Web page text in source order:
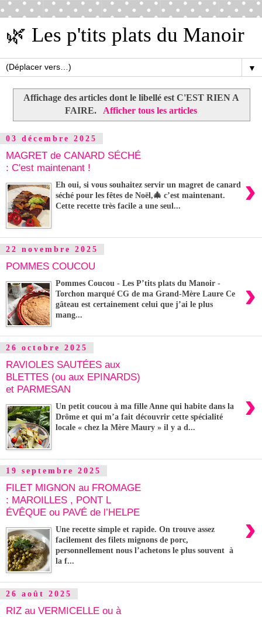
🌿 Les p'tits plats du Manoir
▼
Affichage des articles dont le libellé est C'EST RIEN A
FAIRE. Afficher tous les articles
03 décembre 2025
MAGRET de CANARD SÉCHÉ
: C'est maintenant !
›
Eh oui, si vous souhaitez servir un magret de canard
séché pour les fêtes de Noël,🎄 c’est maintenant.
Cette recette très facile a une seul...
22 novembre 2025
POMMES COUCOU
›
Pommes Coucou - Les P’tits plats du Manoir -
Torchon marqué CG de ma Grand-Mère Laure Ce
gâteau est certainement celui que j’ai le plus
mang...
26 octobre 2025
RAVIOLES SAUTÉES aux
BLETTES (ou aux EPINARDS)
et PARMESAN
›
Un petit coucou à ma fille Anne qui habite dans la
Drôme et qui m’a fait découvrir cette spécialité
locale « chez la Mère Maury » il y a d...
19 septembre 2025
FILET MIGNON au FROMAGE
: MAROILLES , PONT L
ÉVÊQUE ou PAVÉ de l’HELPE
›
Une recette simple et rapide. On trouve assez
facilement des filets mignons de porc,
personnellement nous l’achetons le plus souvent à
la f...
26 août 2025
RIZ au VERMICELLE ou à